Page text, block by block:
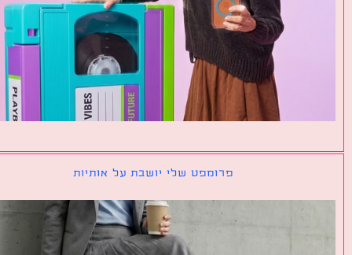
פרומפט שלי יושבת על אותיות